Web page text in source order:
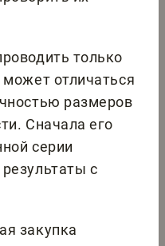
только
отличаться
размеров
Сначала его
серии
с
закупка